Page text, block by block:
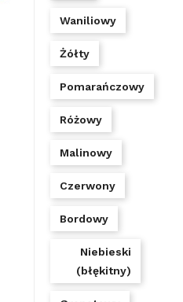
Waniliowy
Żółty
Pomarańczowy
Różowy
Malinowy
Czerwony
Bordowy
Niebieski
(błękitny)